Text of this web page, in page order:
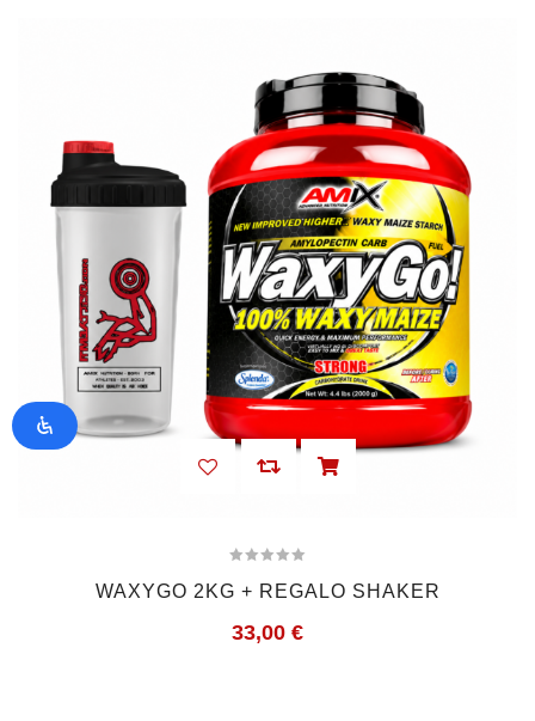
WAXYGO 2KG + REGALO SHAKER
33,00 €